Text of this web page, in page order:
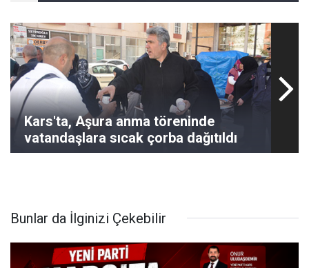
Kars'ta, Aşura anma töreninde
vatandaşlara sıcak çorba dağıtıldı
Bunlar da İlginizi Çekebilir